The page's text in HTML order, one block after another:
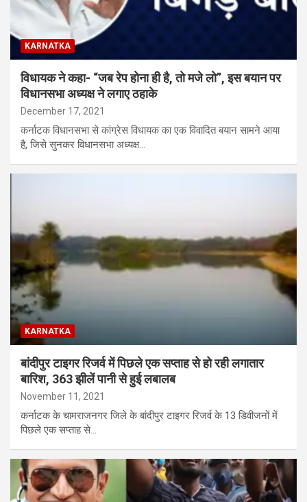
KARNATKA
विधायक ने कहा- “जब रेप होना ही है, तो मजे लो”, इस बयान पर
विधानसभा अध्यक्ष ने लगाए ठहाके
December 17, 2021
कर्नाटक विधानसभा से कांग्रेस विधायक का एक विवादित बयान सामने आया
है, जिसे सुनकर विधानसभा अध्यक्ष…
KARNATKA
बांदीपुर टाइगर रिजर्व में पिछले एक सप्ताह से हो रही लगातार
बारिश, 363 झीलें पानी से हुई लबालब
November 11, 2021
कर्नाटक के चामराजनगर जिले के बांदीपुर टाइगर रिजर्व के 13 डिवीजनों में
पिछले एक सप्ताह से…